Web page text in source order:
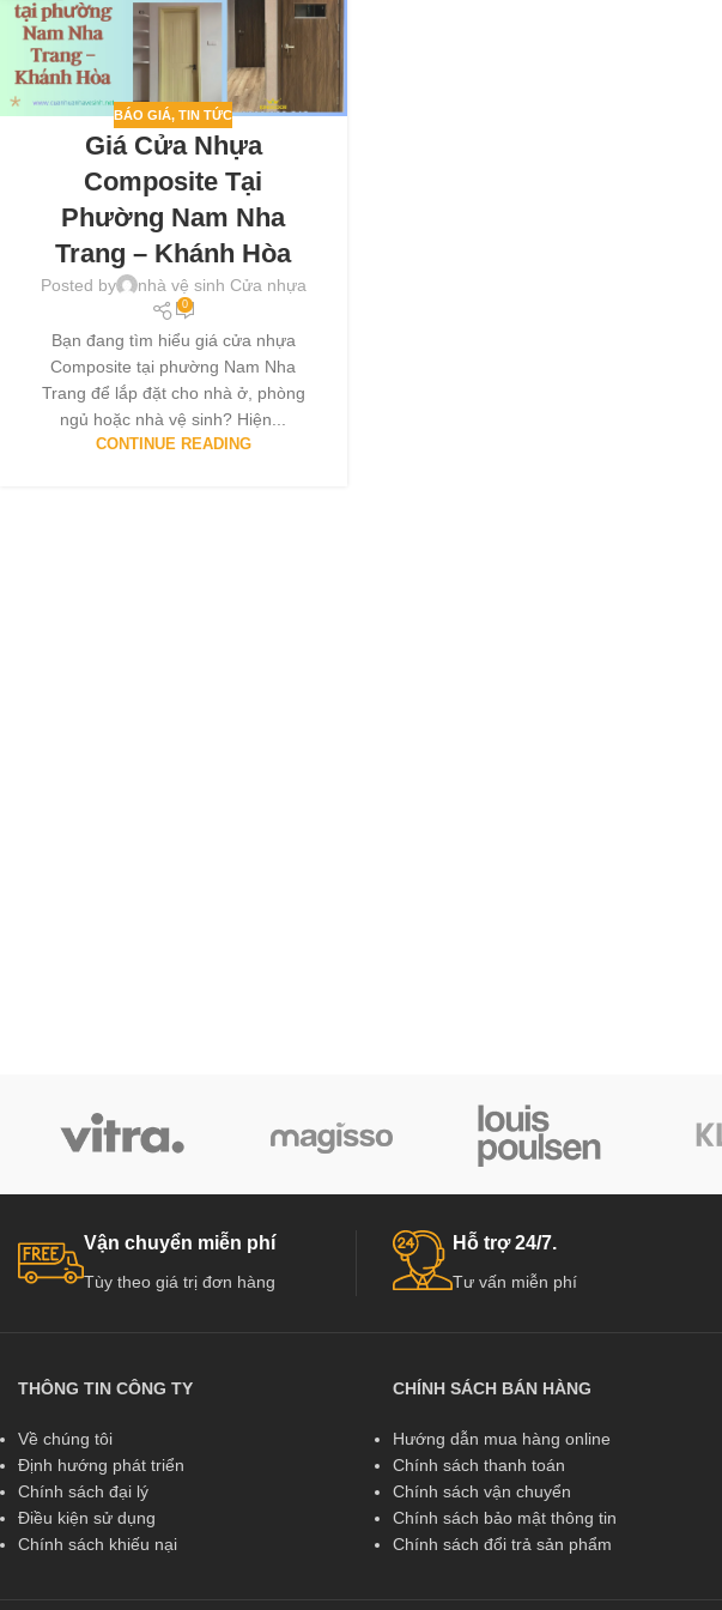
BÁO GIÁ,TIN TỨC
Giá Cửa Nhựa
Composite Tại
Phường Nam Nha
Trang – Khánh Hòa
Posted by nhà vệ sinh Cửa nhựa
0
Bạn đang tìm hiểu giá cửa nhựa
Composite tại phường Nam Nha
Trang để lắp đặt cho nhà ở, phòng
ngủ hoặc nhà vệ sinh? Hiện...
CONTINUE READING
Vận chuyển miễn phí
Tùy theo giá trị đơn hàng
Hỗ trợ 24/7.
Tư vấn miễn phí
THÔNG TIN CÔNG TY
Về chúng tôi
Định hướng phát triển
Chính sách đại lý
Điều kiện sử dụng
Chính sách khiếu nại
CHÍNH SÁCH BÁN HÀNG
Hướng dẫn mua hàng online
Chính sách thanh toán
Chính sách vận chuyển
Chính sách bảo mật thông tin
Chính sách đổi trả sản phẩm